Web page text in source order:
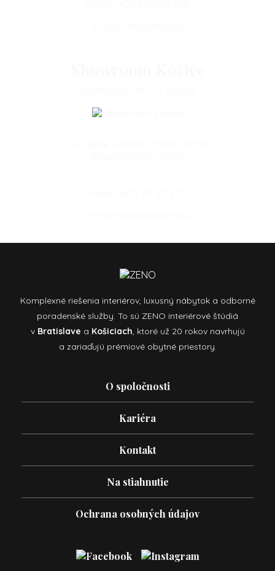
Komplexné riešenia interiérov, luxusný nábytok a odborné
poradenské služby. To sú ZENO interiérové štúdiá
v Bratislave a Košiciach, ktoré už 20 rokov navrhujú
a zariaďujú prémiové obytné priestory.
O spoločnosti
Kariéra
Kontakt
Na stiahnutie
Ochrana osobných údajov